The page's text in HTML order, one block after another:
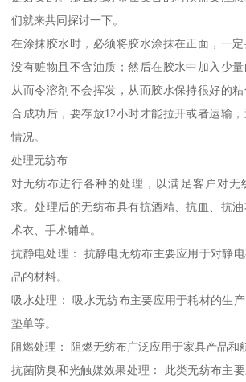
们就来共同探讨一下。
在涂抹胶水时，必须将胶水涂抹在正面，一
没有赃物且不含油质；然后在胶水中加入少量
从而令溶剂不会挥发，从而胶水保持很好的
合成功后，要存放12小时才能拉开或者运输
情况。
处理无纺布
对无纺布进行各种的处理，以满足客户对无
求。处理后的无纺布具有抗酒精、抗血、抗
术衣、手术铺单。
抗静电处理： 抗静电无纺布主要应用于对静
品的材料。
吸水处理： 吸水无纺布主要应用于耗材的生
垫单等。
阻燃处理： 阻燃无纺布广泛应用于家具产品和
抗菌防臭和光触媒效果处理： 此类无纺布主